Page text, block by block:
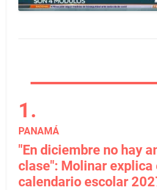
PANAMÁ
"En diciembre no hay
clase": Molinar explica
calendario escolar